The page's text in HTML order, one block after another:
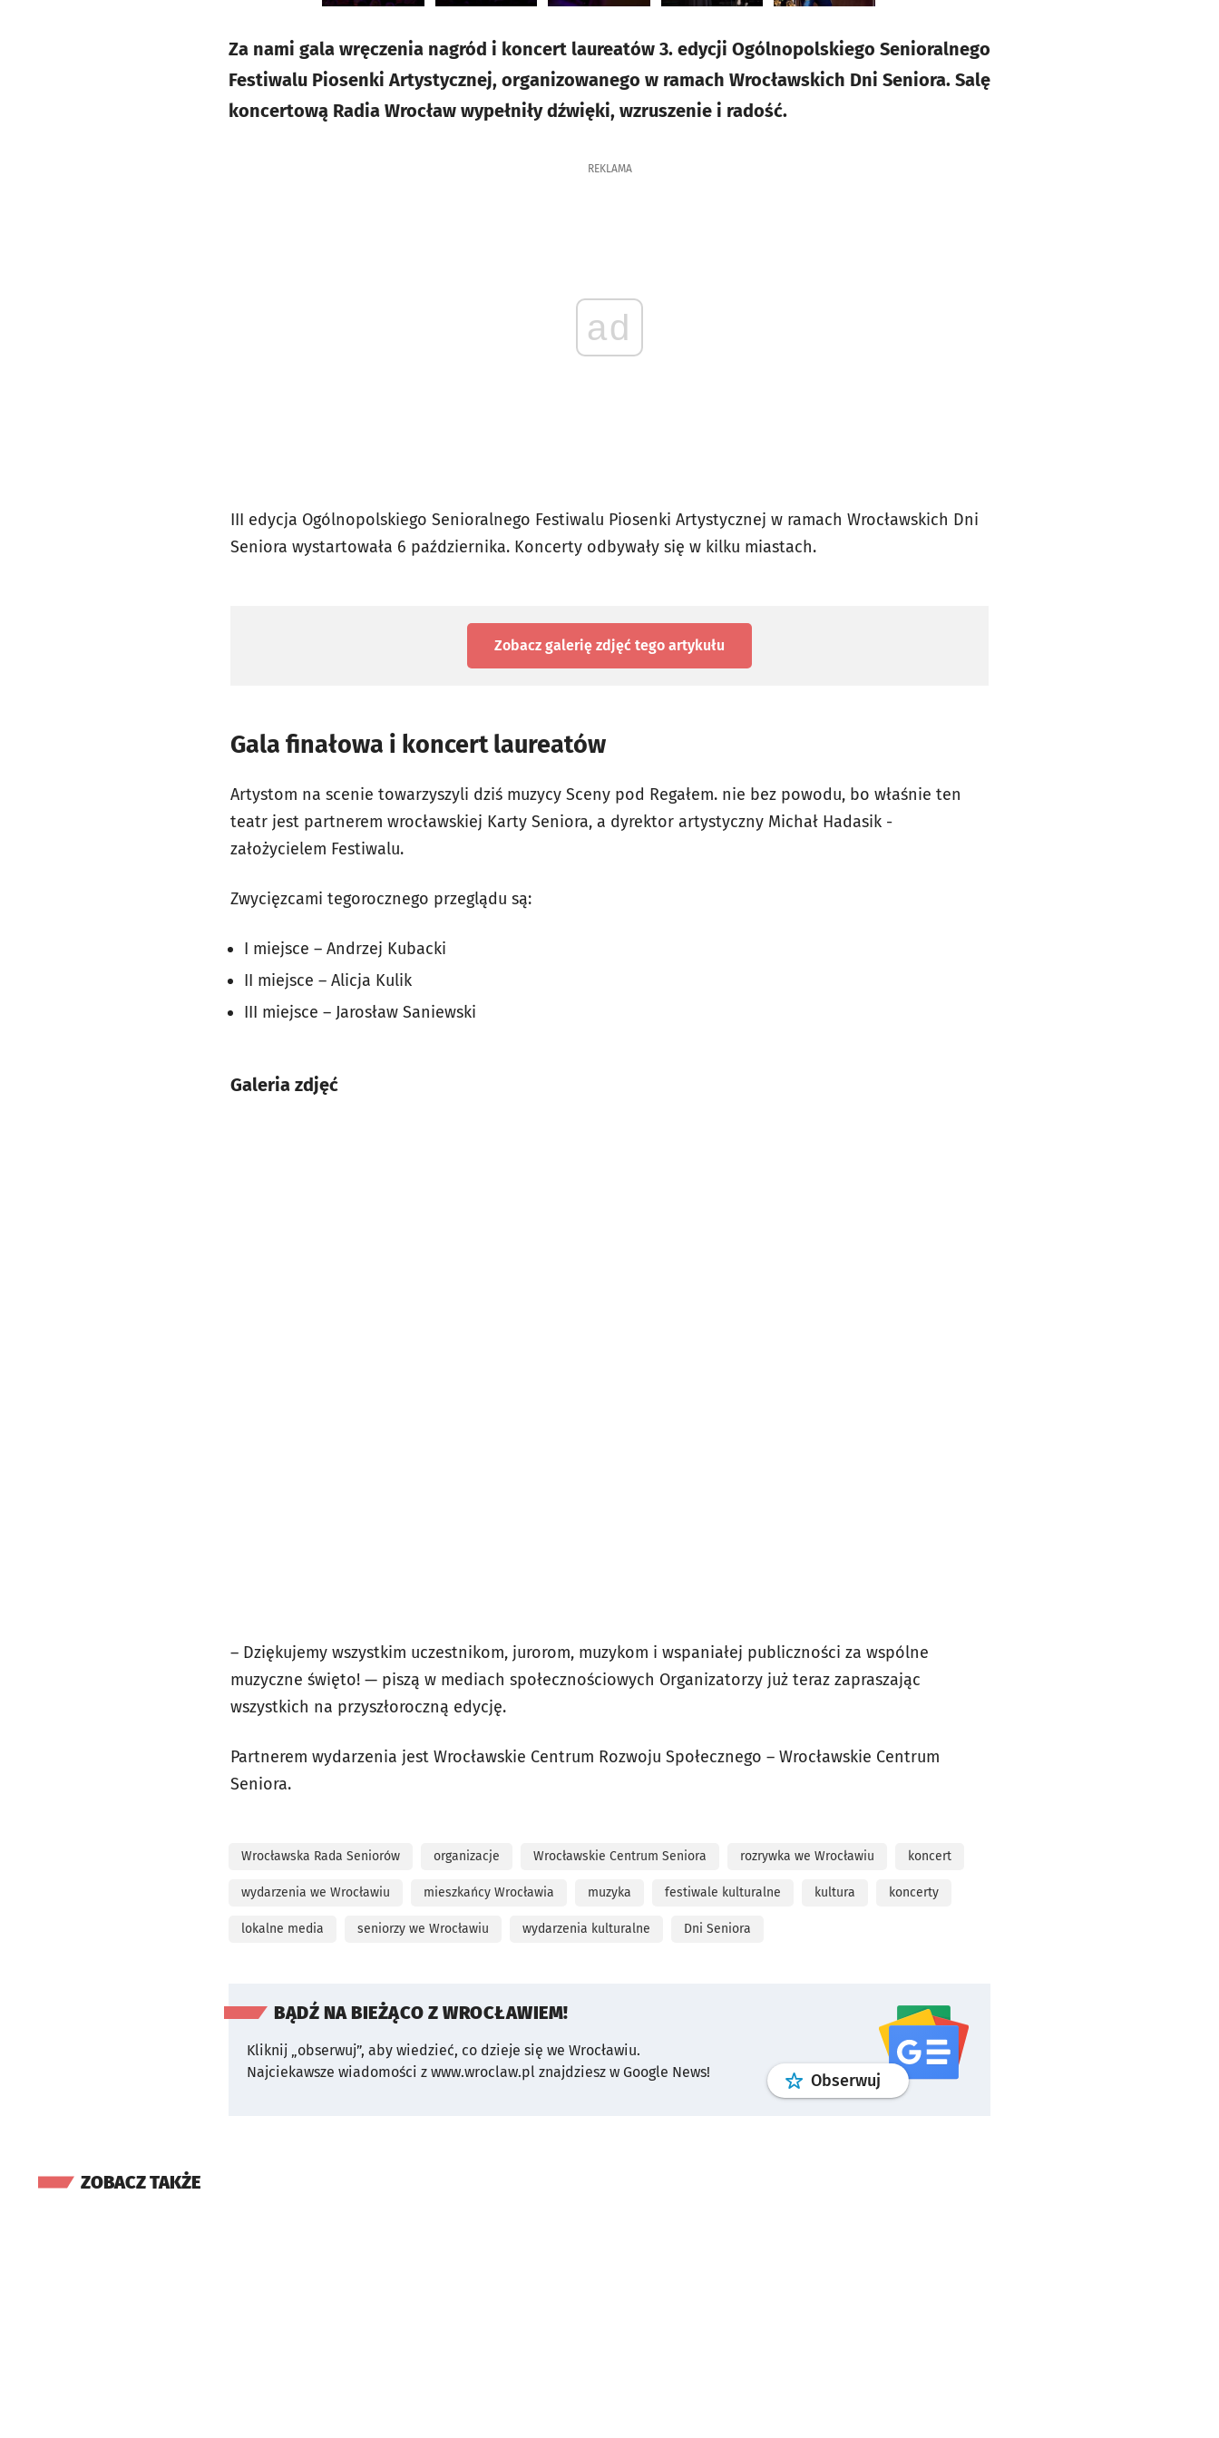
Za nami gala wręczenia nagród i koncert laureatów 3. edycji Ogólnopolskiego Senioralnego
Festiwalu Piosenki Artystycznej, organizowanego w ramach Wrocławskich Dni Seniora. Salę
koncertową Radia Wrocław wypełniły dźwięki, wzruszenie i radość.
REKLAMA
ad
III edycja Ogólnopolskiego Senioralnego Festiwalu Piosenki Artystycznej w ramach Wrocławskich Dni
Seniora wystartowała 6 października. Koncerty odbywały się w kilku miastach.
Zobacz galerię zdjęć tego artykułu
Gala finałowa i koncert laureatów
Artystom na scenie towarzyszyli dziś muzycy Sceny pod Regałem. nie bez powodu, bo właśnie ten
teatr jest partnerem wrocławskiej Karty Seniora, a dyrektor artystyczny Michał Hadasik -
założycielem Festiwalu.
Zwycięzcami tegorocznego przeglądu są:
I miejsce – Andrzej Kubacki
II miejsce – Alicja Kulik
III miejsce – Jarosław Saniewski
Galeria zdjęć
– Dziękujemy wszystkim uczestnikom, jurorom, muzykom i wspaniałej publiczności za wspólne
muzyczne święto! — piszą w mediach społecznościowych Organizatorzy już teraz zapraszając
wszystkich na przyszłoroczną edycję.
Partnerem wydarzenia jest Wrocławskie Centrum Rozwoju Społecznego – Wrocławskie Centrum
Seniora.
Wrocławska Rada Seniorów organizacje Wrocławskie Centrum Seniora rozrywka we Wrocławiu koncert
wydarzenia we Wrocławiu mieszkańcy Wrocławia muzyka festiwale kulturalne kultura koncerty
lokalne media seniorzy we Wrocławiu wydarzenia kulturalne Dni Seniora
BĄDŹ NA BIEŻĄCO Z WROCŁAWIEM!
Kliknij „obserwuj”, aby wiedzieć, co dzieje się we Wrocławiu.
Najciekawsze wiadomości z www.wroclaw.pl znajdziesz w Google News!
Obserwuj profilgoogle news
ZOBACZ TAKŻE